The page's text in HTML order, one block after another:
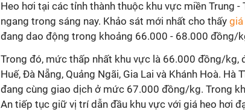
Heo hơi tại các tỉnh thành thuộc khu vực miền Trung -
ngang trong sáng nay. Khảo sát mới nhất cho thấy giá
đang dao động trong khoảng 66.000 - 68.000 đồng/
Trong đó, mức thấp nhất khu vực là 66.000 đồng/kg,
Huế, Đà Nẵng, Quảng Ngãi, Gia Lai và Khánh Hoà. Hà
đang cùng giao dịch ở mức 67.000 đồng/kg. Trong
An tiếp tục giữ vị trí dẫn đầu khu vực với giá heo hơi